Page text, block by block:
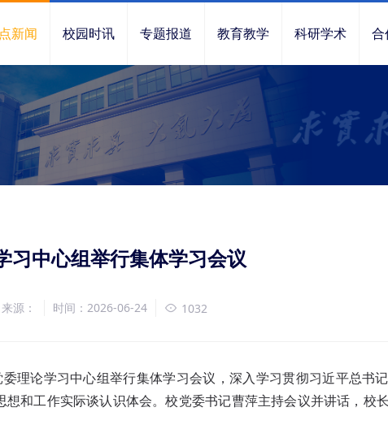
新闻 校园时讯 专题报道 教育教学 科研学术 合
习中心组举行集体学习会议
来源： 时间：2026-06-24 1032
理论学习中心组举行集体学习会议，深入学习贯彻习近平总书
想和工作实际谈认识体会。校党委书记曹萍主持会议并讲话，校